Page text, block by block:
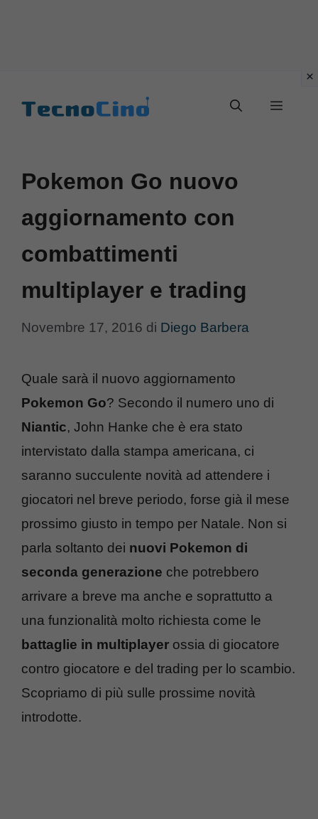
Menu
Pokemon Go nuovo
aggiornamento con
combattimenti
multiplayer e trading
Novembre 17, 2016 di Diego Barbera
Quale sarà il nuovo aggiornamento
Pokemon Go? Secondo il numero uno di
Niantic, John Hanke che è era stato
intervistato dalla stampa americana, ci
saranno succulente novità ad attendere i
giocatori nel breve periodo, forse già il mese
prossimo giusto in tempo per Natale. Non si
parla soltanto dei nuovi Pokemon di
seconda generazione che potrebbero
arrivare a breve ma anche e soprattutto a
una funzionalità molto richiesta come le
battaglie in multiplayer ossia di giocatore
contro giocatore e del trading per lo scambio.
Scopriamo di più sulle prossime novità
introdotte.